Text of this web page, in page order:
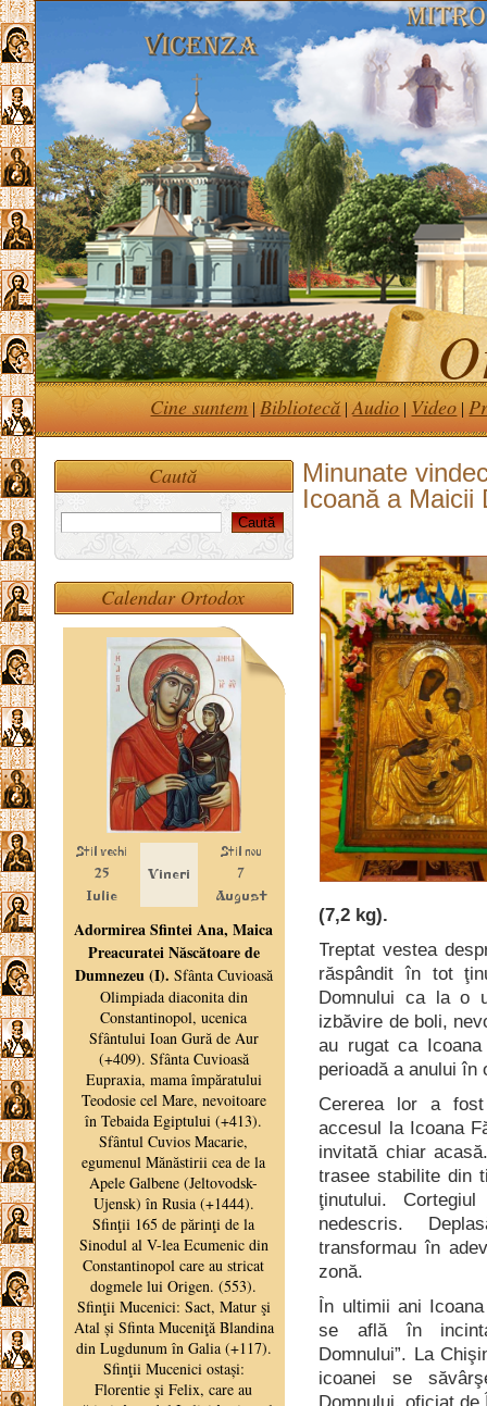
Cine suntem | Bibliotecă |Audio | Video |
Minunate
Icoană a Maicii
(7,2 kg).
Treptat vestea
răspândit în tot
Domnului ca la o
izbăvire de boli,
au rugat ca
perioadă a anului în
Cererea lor a
accesul la Icoana
invitată chiar
trasee stabilite din
ţinutului.
nedescris.
transformau în
zonă.
În ultimii ani
se află în incinta
Domnului”. La
icoanei se
Caută
Calendar Ortodox